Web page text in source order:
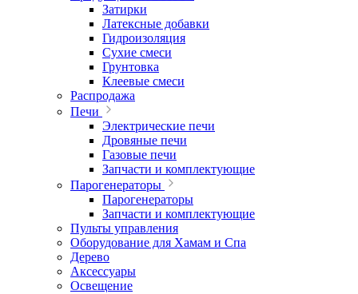
Затирки
Латексные добавки
Гидроизоляция
Сухие смеси
Грунтовка
Клеевые смеси
Распродажа
Печи
Электрические печи
Дровяные печи
Газовые печи
Запчасти и комплектующие
Парогенераторы
Парогенераторы
Запчасти и комплектующие
Пульты управления
Оборудование для Хамам и Спа
Дерево
Аксессуары
Освещение